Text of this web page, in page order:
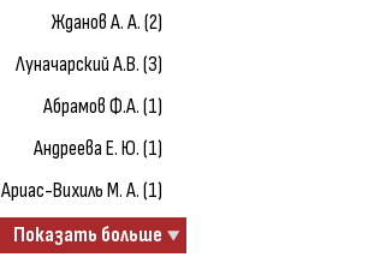
Жданов А. А. (2)
Луначарский А.В. (3)
Абрамов Ф.А. (1)
Андреева Е. Ю. (1)
Ариас-Вихиль М. А. (1)
Показать больше